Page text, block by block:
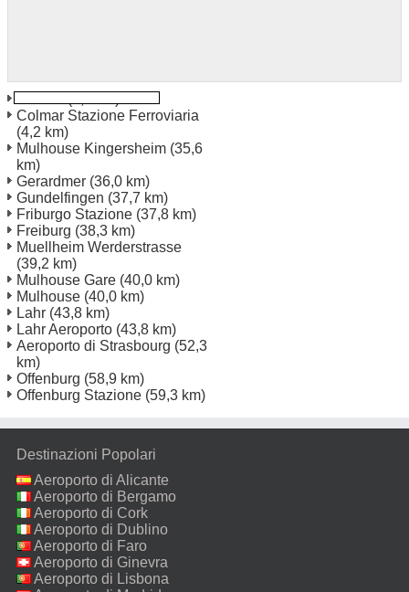
Colmar Stazione Ferroviaria
(4,2 km)
Mulhouse Kingersheim (35,6
km)
Gerardmer (36,0 km)
Gundelfingen (37,7 km)
Friburgo Stazione (37,8 km)
Freiburg (38,3 km)
Muellheim Werderstrasse
(39,2 km)
Mulhouse Gare (40,0 km)
Mulhouse (40,0 km)
Lahr (43,8 km)
Lahr Aeroporto (43,8 km)
Aeroporto di Strasbourg (52,3
km)
Offenburg (58,9 km)
Offenburg Stazione (59,3 km)
Destinazioni Popolari
Aeroporto di Alicante
Aeroporto di Bergamo
Aeroporto di Cork
Aeroporto di Dublino
Aeroporto di Faro
Aeroporto di Ginevra
Aeroporto di Lisbona